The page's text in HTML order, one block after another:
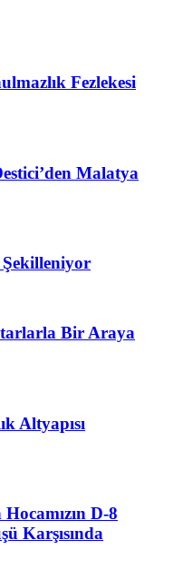
Fezlekesi
Malatya
Şekilleniyor
Bir Araya
Altyapısı
D-8
Karşısında